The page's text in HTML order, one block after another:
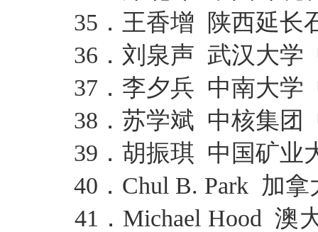
35．王香增 陕西延长
36．刘泉声 武汉大学
37．李夕兵 中南大学
38．苏学斌 中核集团
39．胡振琪 中国矿业
40．Chul B. Park 加
41．Michael Hood 澳